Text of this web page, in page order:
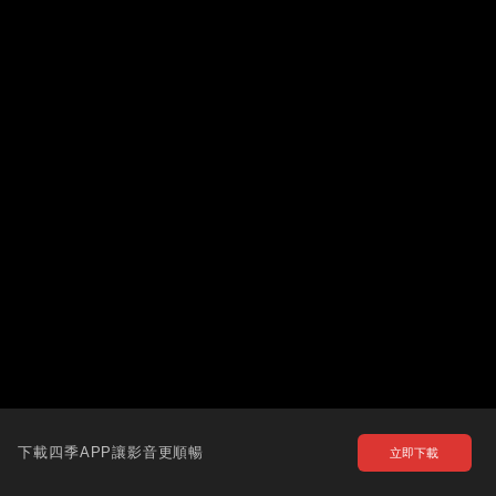
下載四季APP讓影音更順暢 立即下載